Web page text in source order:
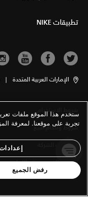
تطبيقات NIKE
الإمارات العربية المتحدة |
شروط الاستخدام
شروط وأحكام البيع
معلومات الشركة
سياسة الخصوصية والكوكيز
ستخدم هذا الموقع ملفات
تجربة على موقعنا. لمعرفة
رفض الجميع